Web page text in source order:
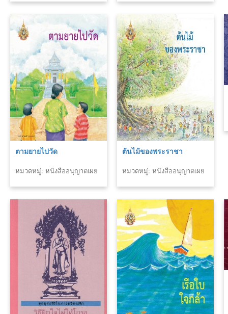
ตามยายไปวัด
หมวดหมู่: หนังสืออนุญาตเผย
ต้นไม้ของพระราชา
หมวดหมู่: หนังสืออนุญาตเผย